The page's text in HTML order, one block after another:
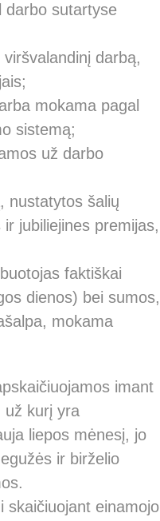
darbo sutartyse
darbą,
mokama pagal
sistemą;
už darbo
nustatytos šalių
jubiliejines premijas,
faktiškai
dienos) bei sumos,
mokama
imant
už kurį yra
liepos mėnesį, jo
ir birželio
skaičiuojant einamojo